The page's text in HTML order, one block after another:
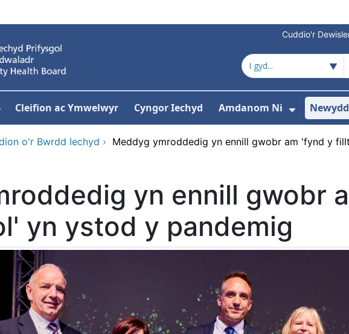
Cuddio'r
Cleifion ac Ymwelwyr Cyngor Iechyd Amdanom Ni
Dangos
o'r Bwrdd Iechyd › Meddyg ymroddedig yn ennill gwobr am 'fynd y
yn ennill gwobr
yn ystod y pandemig